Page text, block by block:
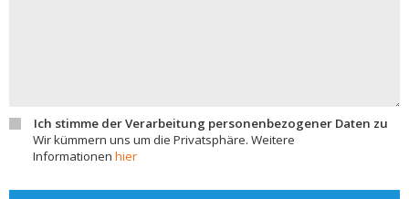
Ich stimme der Verarbeitung personenbezogener Daten zu
Wir kümmern uns um die Privatsphäre. Weitere
Informationen hier